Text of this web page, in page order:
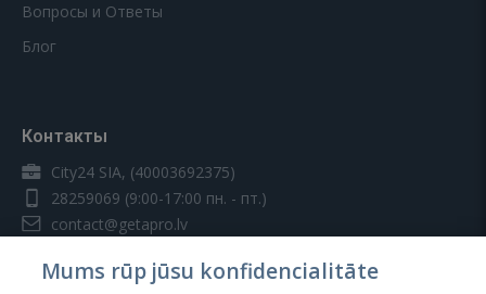
Вопросы и Ответы
Блог
Контакты
City24 SIA, (40003692375)
28259069 (9:00-17:00 пн. - пт.)
contact@getapro.lv
Mums rūp jūsu konfidencialitāte